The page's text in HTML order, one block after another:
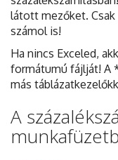
látott mezőket. Csak
számol is!
Ha nincs Exceled,
formátumú fájlját! A
más
A